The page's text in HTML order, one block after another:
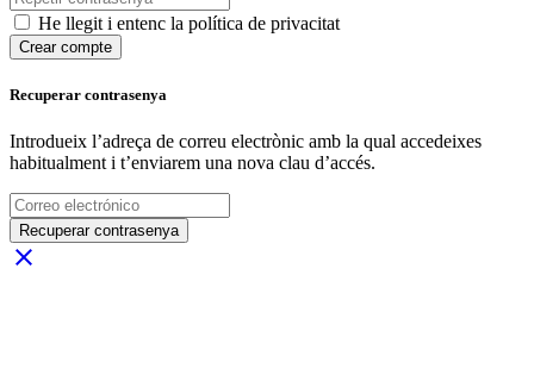
He llegit i entenc la política de privacitat
Crear compte
Recuperar contrasenya
Introdueix l’adreça de correu electrònic amb la qual accedeixes
habitualment i t’enviarem una nova clau d’accés.
Recuperar contrasenya
close